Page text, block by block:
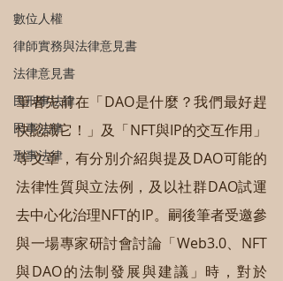
數位人權
律師實務與法律意見書
法律意見書
民刑事法律
民事法律
刑事法律
筆者先前在「DAO是什麼？我們最好趕
快認識它！」及「NFT與IP的交互作用」
等文章，有分別介紹與提及DAO可能的
法律性質與立法例，及以社群DAO試運
去中心化治理NFT的IP。嗣後筆者受邀參
與一場專家研討會討論「Web3.0、NFT
與DAO的法制發展與建議」時，對於